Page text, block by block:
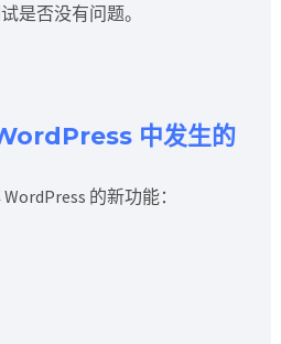
是否没有问题。
中发生的
的新功能：